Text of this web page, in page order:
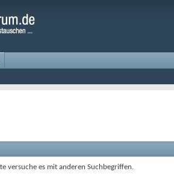
versuche es mit anderen Suchbegriffen.